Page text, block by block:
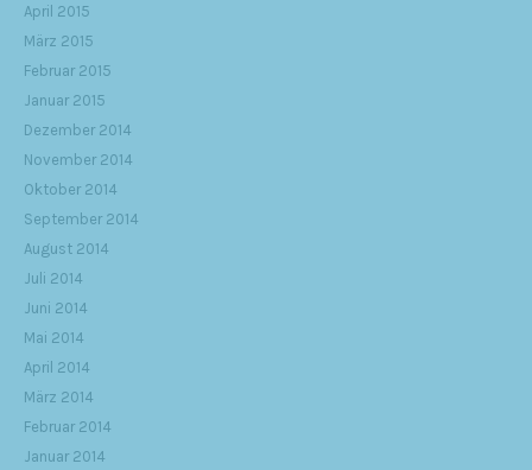
April 2015
März 2015
Februar 2015
Januar 2015
Dezember 2014
November 2014
Oktober 2014
September 2014
August 2014
Juli 2014
Juni 2014
Mai 2014
April 2014
März 2014
Februar 2014
Januar 2014